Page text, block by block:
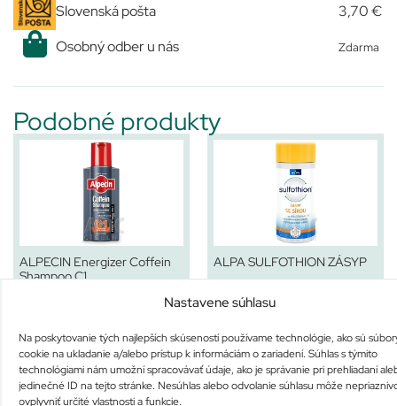
Nastavene súhlasu
Na poskytovanie tých najlepších skúseností používame technológie, ako sú
cookie na ukladanie a/alebo prístup k informáciám o zariadení. Súhlas s týmito
technológiami nám umožní spracovávať údaje, ako je správanie pri prehliadaní
jedinečné ID na tejto stránke. Nesúhlas alebo odvolanie súhlasu môže
ovplyvniť určité vlastnosti a funkcie.
Slovenská pošta
3,70 €
Osobný odber u nás
Zdarma
Podobné produkty
ALPECIN Energizer Coffein
Shampoo C1
Pridať do košíka
ALPA SULFOTHION ZÁSYP
Na sklade už iba 1
Pridať do košíka